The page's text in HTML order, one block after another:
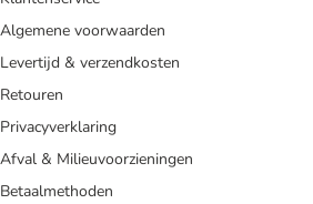
Algemene voorwaarden
Levertijd & verzendkosten
Retouren
Privacyverklaring
Afval & Milieuvoorzieningen
Betaalmethoden